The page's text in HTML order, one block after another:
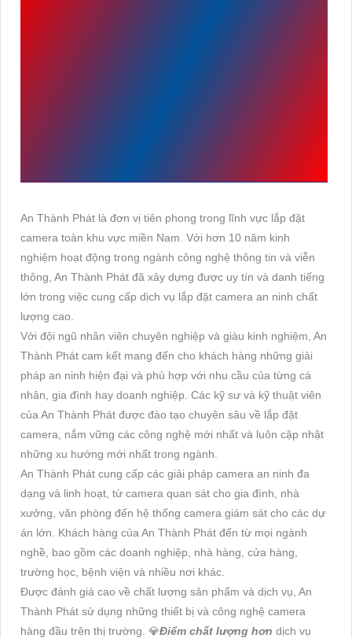
An Thành Phát là đơn vị tiên phong trong lĩnh vực lắp đặt
camera toàn khu vực miền Nam. Với hơn 10 năm kinh
nghiệm hoạt động trong ngành công nghệ thông tin và viễn
thông, An Thành Phát đã xây dựng được uy tín và danh tiếng
lớn trong việc cung cấp dịch vụ lắp đặt camera an ninh chất
lượng cao.
Với đội ngũ nhân viên chuyên nghiệp và giàu kinh nghiệm, An
Thành Phát cam kết mang đến cho khách hàng những giải
pháp an ninh hiện đại và phù hợp với nhu cầu của từng cá
nhân, gia đình hay doanh nghiệp. Các kỹ sư và kỹ thuật viên
của An Thành Phát được đào tạo chuyên sâu về lắp đặt
camera, nắm vững các công nghệ mới nhất và luôn cập nhật
những xu hướng mới nhất trong ngành.
An Thành Phát cung cấp các giải pháp camera an ninh đa
dạng và linh hoạt, từ camera quan sát cho gia đình, nhà
xưởng, văn phòng đến hệ thống camera giám sát cho các dự
án lớn. Khách hàng của An Thành Phát đến từ mọi ngành
nghề, bao gồm các doanh nghiệp, nhà hàng, cửa hàng,
trường học, bệnh viện và nhiều nơi khác.
Được đánh giá cao về chất lượng sản phẩm và dịch vụ, An
Thành Phát sử dụng những thiết bị và công nghệ camera
hàng đầu trên thị trường. 💎Điểm chất lượng hơn dịch vụ